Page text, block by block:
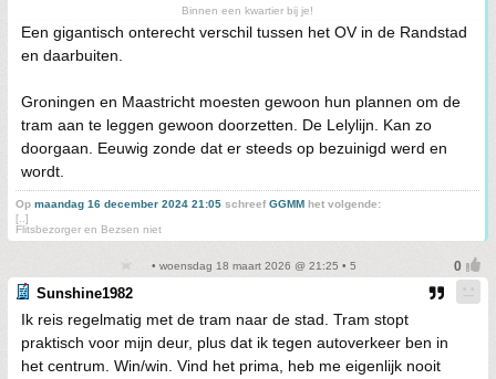
Binnen een kwartier bij je!
Een gigantisch onterecht verschil tussen het OV in de Randstad
en daarbuiten.
Groningen en Maastricht moesten gewoon hun plannen om de
tram aan te leggen gewoon doorzetten. De Lelylijn. Kan zo
doorgaan. Eeuwig zonde dat er steeds op bezuinigd werd en
wordt.
Op maandag 16 december 2024 21:05 schreefGGMM het volgende:
[..]
Flitsbezorger en Bezsen niet
• woensdag 18 maart 2026 @ 21:25 • 5
Sunshine1982
Ik reis regelmatig met de tram naar de stad. Tram stopt
praktisch voor mijn deur, plus dat ik tegen autoverkeer ben in
het centrum. Win/win. Vind het prima, heb me eigenlijk nooit